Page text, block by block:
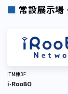
■ 常設展示場
ITM棟3F
i-RooBO